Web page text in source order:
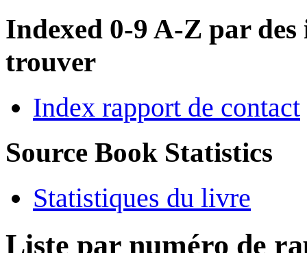
Indexed 0-9 A-Z par
trouver
Index rapport de contact
Source Book Statistics
Statistiques du livre
Liste par numéro de